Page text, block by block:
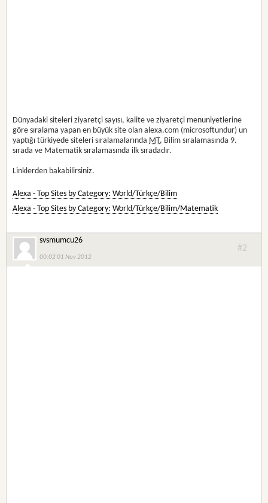
Dünyadaki siteleri ziyaretçi sayısı, kalite ve ziyaretçi menuniyetlerine
göre sıralama yapan en büyük site olan alexa.com (microsoftundur) un
yaptığı türkiyede siteleri sıralamalarında MT, Bilim sıralamasında 9.
sırada ve Matematik sıralamasında ilk sıradadır.
Linklerden bakabilirsiniz.
Alexa - Top Sites by Category: World/Türkçe/Bilim
Alexa - Top Sites by Category: World/Türkçe/Bilim/Matematik
svsmumcu26
00:02 01 Nov 2012
#2